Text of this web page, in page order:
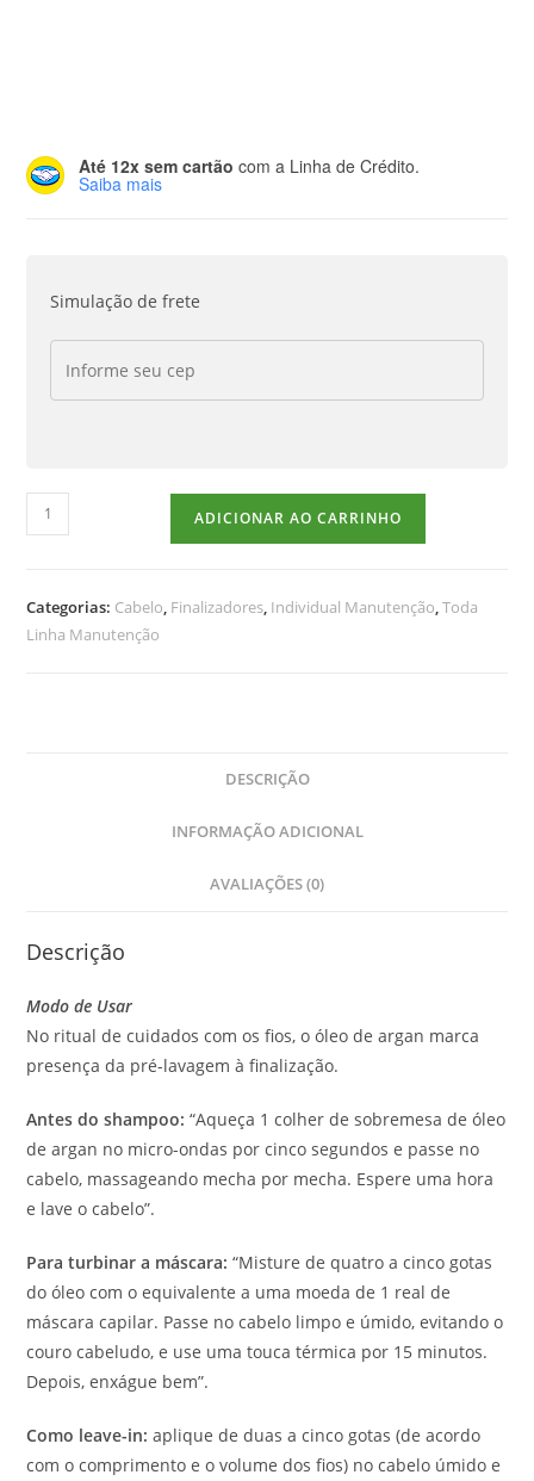
Até 12x sem cartão com a Linha de Crédito.
Saiba mais
Simulação de frete
ADICIONAR AO CARRINHO
Categorias: Cabelo, Finalizadores, Individual Manutenção,Toda
Linha Manutenção
DESCRIÇÃO
INFORMAÇÃO ADICIONAL
AVALIAÇÕES (0)
Descrição
Modo de Usar
No ritual de cuidados com os fios, o óleo de argan marca
presença da pré-lavagem à finalização.
Antes do shampoo: “Aqueça 1 colher de sobremesa de óleo
de argan no micro-ondas por cinco segundos e passe no
cabelo, massageando mecha por mecha. Espere uma hora
e lave o cabelo”.
Para turbinar a máscara: “Misture de quatro a cinco gotas
do óleo com o equivalente a uma moeda de 1 real de
máscara capilar. Passe no cabelo limpo e úmido, evitando o
couro cabeludo, e use uma touca térmica por 15 minutos.
Depois, enxágue bem”.
Como leave-in: aplique de duas a cinco gotas (de acordo
com o comprimento e o volume dos fios) no cabelo úmido e